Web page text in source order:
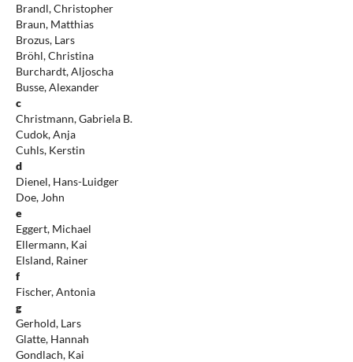
Brandl, Christopher
Braun, Matthias
Brozus, Lars
Bröhl, Christina
Burchardt, Aljoscha
Busse, Alexander
c
Christmann, Gabriela B.
Cudok, Anja
Cuhls, Kerstin
d
Dienel, Hans-Luidger
Doe, John
e
Eggert, Michael
Ellermann, Kai
Elsland, Rainer
f
Fischer, Antonia
g
Gerhold, Lars
Glatte, Hannah
Gondlach, Kai